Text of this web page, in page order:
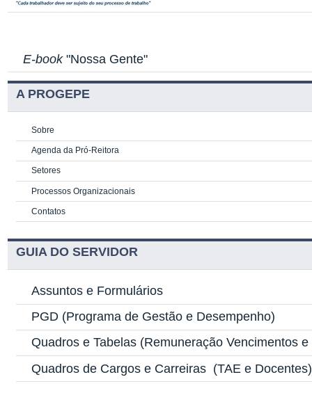
E-book"Nossa Gente"
A PROGEPE
Sobre
Agenda da Pró-Reitora
Setores
Processos Organizacionais
Contatos
GUIA DO SERVIDOR
Assuntos e Formulários
PGD (Programa de Gestão e Desempenho)
Quadros e Tabelas (Remuneração Vencimentos
Quadros de Cargos e Carreiras (TAE e Docentes)